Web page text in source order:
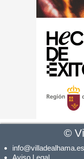
©
info@villadealhama.es
Aviso Legal